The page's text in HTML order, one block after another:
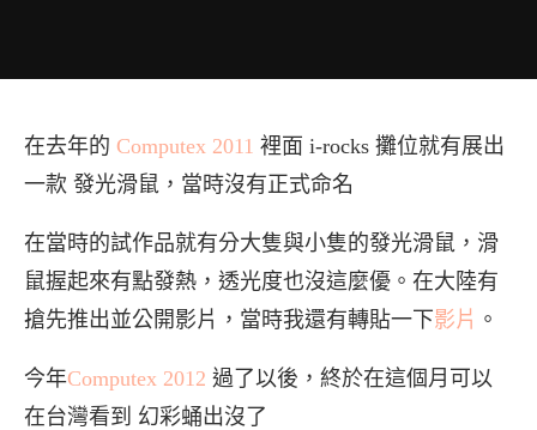
在去年的 Computex 2011 裡面 i-rocks 攤位就有展出
一款 發光滑鼠，當時沒有正式命名
在當時的試作品就有分大隻與小隻的發光滑鼠，滑
鼠握起來有點發熱，透光度也沒這麼優。在大陸有
搶先推出並公開影片，當時我還有轉貼一下影片 。
今年Computex 2012 過了以後，終於在這個月可以
在台灣看到 幻彩蛹出沒了